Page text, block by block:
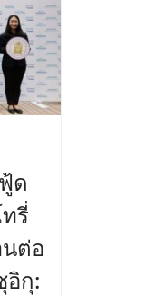
ด
รี่
ต่อ
อิกุ: